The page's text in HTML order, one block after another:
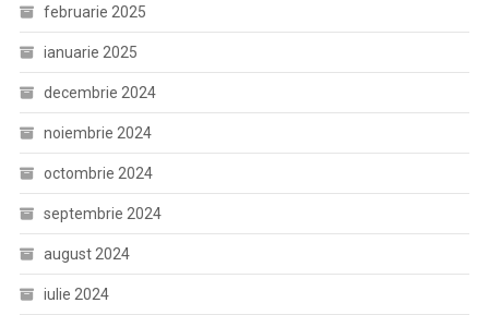
februarie 2025
ianuarie 2025
decembrie 2024
noiembrie 2024
octombrie 2024
septembrie 2024
august 2024
iulie 2024